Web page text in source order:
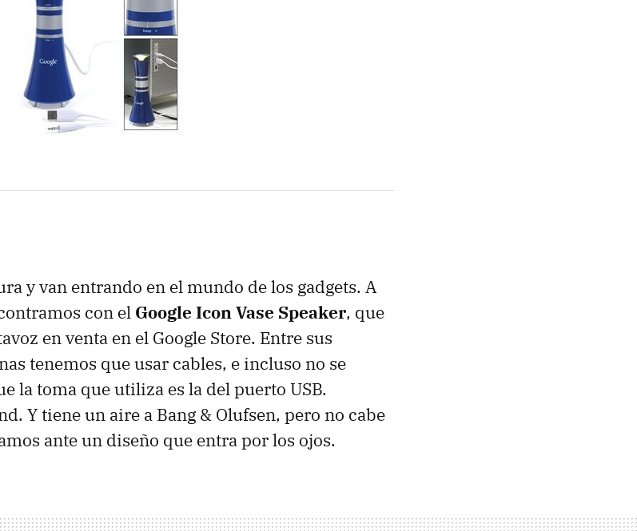
y van entrando en el mundo de los gadgets. A
con el Google Icon Vase Speaker, que
en venta en el Google Store. Entre sus
tenemos que usar cables, e incluso no se
la toma que utiliza es la del puerto USB.
Y tiene un aire a Bang & Olufsen, pero no cabe
ante un diseño que entra por los ojos.